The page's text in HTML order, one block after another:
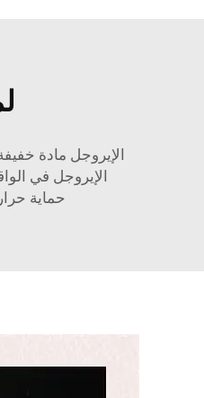
الإيروجل في
حماية